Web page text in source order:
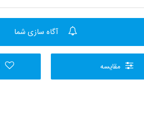
آگاه سازی شما
مقایسه